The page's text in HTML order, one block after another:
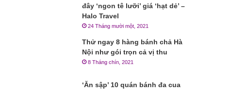
đây ‘ngon tê lưỡi’ giá ‘hạt dẻ’ –
Halo Travel
24 Tháng mười một, 2021
Thử ngay 8 hàng bánh chả Hà
Nội như gói trọn cả vị thu
8 Tháng chín, 2021
‘Ăn sập’ 10 quán bánh đa cua